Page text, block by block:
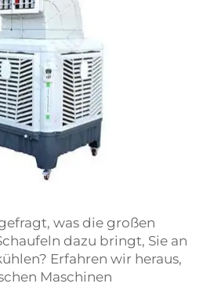
was die großen
dazu bringt, Sie an
Erfahren wir heraus,
Maschinen